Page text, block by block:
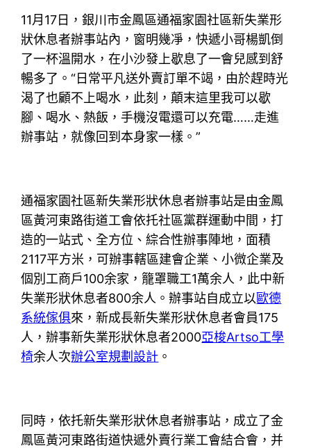
11月17日，銀川市金鳳區通福家園社區新失業形
狀休息者辦事站內，窗明幾凈，快遞小哥楊凱倒
了一杯溫開水，在小沙發上歇息了一會兒感到舒
暢多了。“日常平凡送外賣訂單不竭，由於趕時光
渴了也顧不上喝水，此刻，顛末這里我可以歇
腳、喝水、熱飯，手機沒電還可以充電……走進
辦事站，就像回到本身家一樣。”
通福家園社區新失業形狀休息者辦事站是由金鳳
區黃河東路街道工會依托社區黨群運動中間，打
造的一站式、全方位、綜合性辦事陣地，面積
2117平方米，可辦事轄區建會企業、小微企業及
個別工商戶100余家，籠罩職工1萬余人，此中新
失業形狀休息者800余人。辦事站自成立以歐德
系統傢俱來，新成長新失業形狀休息者會員175
人，辦事新失業形狀休息者2000亞梭Artso工學
椅余人次辦公室規劃設計 。
同時，依托新失業形狀休息者辦事站，成立了金
鳳區黃河東路街道快遞外賣行業工會結合會，并